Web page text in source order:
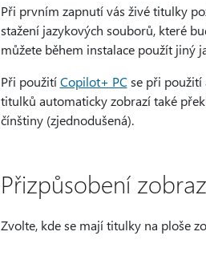
Při prvním zapnutí vás živé titulky
stažení jazykových souborů, které
můžete během instalace použít jiný
Při použitíCopilot+ PC se při použití
titulků automaticky zobrazí také
čínštiny (zjednodušená).
Přizpůsobení
Zvolte, kde se mají titulky na ploše